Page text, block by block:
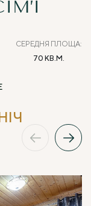
СЕРЕДНЯ ПЛОЩА:
70 КВ.М.